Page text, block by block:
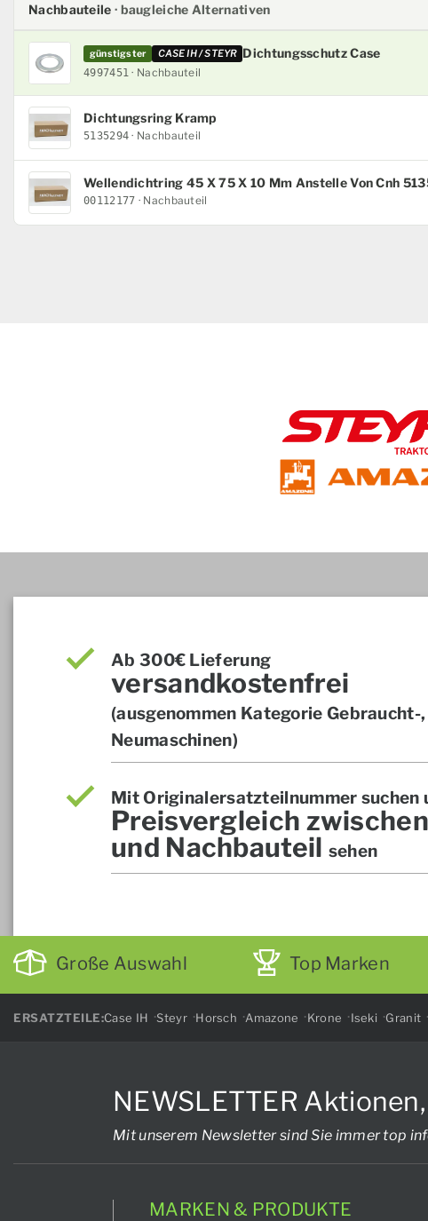
Nachbauteile · baugleiche Alternativen
günstigster CASE IH / STEYR Dichtungsschutz Case
4997451 · Nachbauteil
Dichtungsring Kramp
5135294 · Nachbauteil
Wellendichtring 45 X 75 X 10 Mm Anstelle Von Cnh
00112177 · Nachbauteil
Ab 300€ Lieferung
versandkostenfrei
(ausgenommen Kategorie Gebraucht-
Neumaschinen)
Mit Originalersatzteilnummer suchen
Preisvergleich
und Nachbauteil sehen
Große Auswahl Top Marken
ERSATZTEILE:Case IH Steyr Horsch Amazone Krone Iseki Granit
NEWSLETTER
Mit unserem Newsletter sind Sie immer top
MARKEN & PRODUKTE